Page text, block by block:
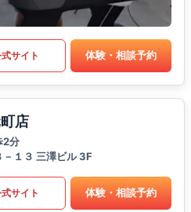
サイト 体験・相談予約
店
2分
１３ 三澤ビル 3F
サイト 体験・相談予約